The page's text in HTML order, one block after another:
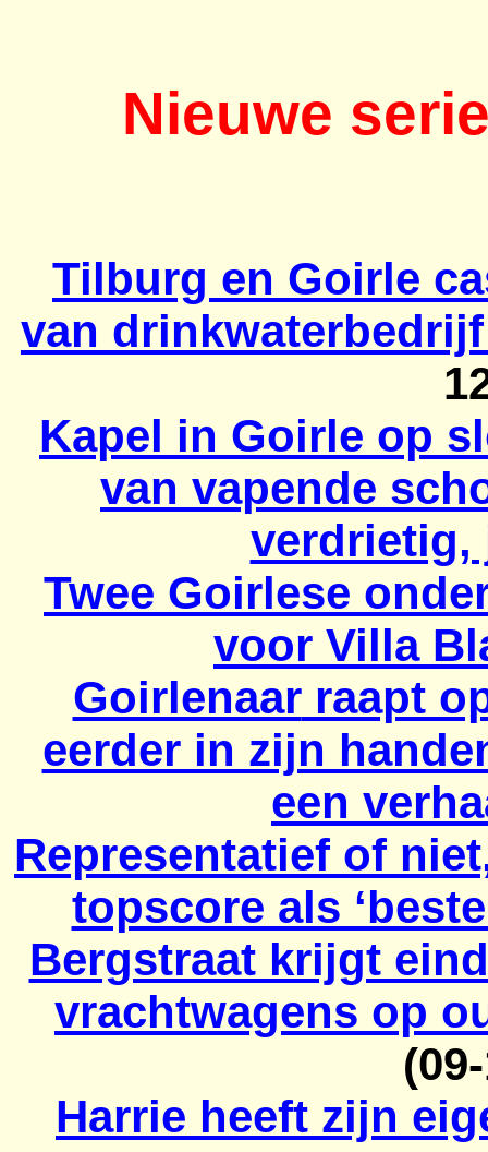
Nieuwe
Tilburg en Goirle
van
Kapel in Goirle op
van vapende
verdrietig,
Twee Goirlese
voor Villa
Goirlenaarraapt
eerder in zijn
een
Representatief of
topscore als
Bergstraat krijgt
vrachtwagens op
Harrie heeft zijn